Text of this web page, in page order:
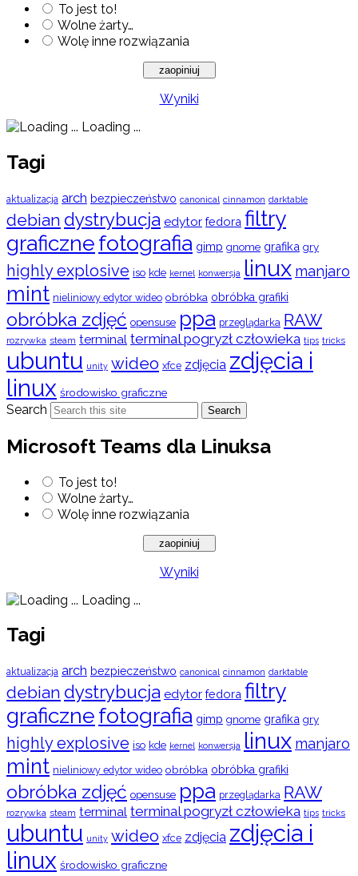
To jest to!
Wolne żarty…
Wolę inne rozwiązania
Wyniki
Loading ...
Tagi
aktualizacja arch bezpieczeństwo canonical cinnamon darktable
debian dystrybucja edytor fedora filtry
graficznefotografia gimp gnome grafika gry
highly explosive iso kde kernel konwersja linux manjaro
mint nieliniowy edytor wideo obróbka obróbka grafiki
obróbka zdjęć opensuse ppa przeglądarka RAW
rozrywka steam terminal terminal pogryzł człowieka tips tricks
ubuntu unity wideo xfce zdjęcia zdjęcia i
linux środowisko graficzne
Search Search
Microsoft Teams dla Linuksa
To jest to!
Wolne żarty…
Wolę inne rozwiązania
Wyniki
Loading ...
Tagi
aktualizacja arch bezpieczeństwo canonical cinnamon darktable
debian dystrybucja edytor fedora filtry
graficznefotografia gimp gnome grafika gry
highly explosive iso kde kernel konwersja linux manjaro
mint nieliniowy edytor wideo obróbka obróbka grafiki
obróbka zdjęć opensuse ppa przeglądarka RAW
rozrywka steam terminal terminal pogryzł człowieka tips tricks
ubuntu unity wideo xfce zdjęcia zdjęcia i
linux środowisko graficzne